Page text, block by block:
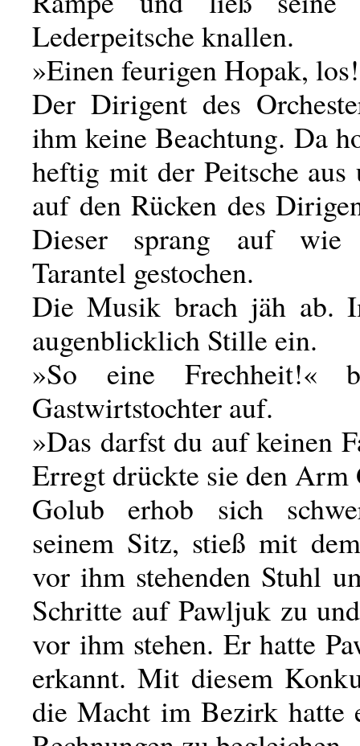
Lederpeitsche knallen.
»Einen feurigen Hopak,
Der Dirigent des
ihm keine Beachtung. Da
heftig mit der Peitsche
auf den Rücken des
Dieser sprang auf
Tarantel gestochen.
Die Musik brach jäh ab.
augenblicklich Stille ein.
»So eine Frechheit!«
Gastwirtstochter auf.
»Das darfst du auf keinen
Erregt drückte sie den Arm
Golub erhob sich
seinem Sitz, stieß mit
vor ihm stehenden Stuhl
Schritte auf Pawljuk zu
vor ihm stehen. Er hatte
erkannt. Mit diesem
die Macht im Bezirk hatte